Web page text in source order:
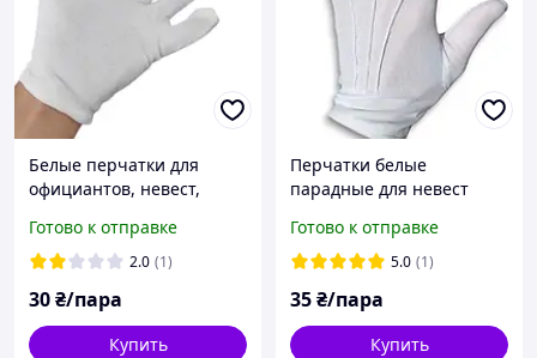
Белые перчатки для
официантов, невест,
Готово к отправке
2.0 (1)
30₴/пара
Купить
Перчатки белые
парадные для невест
Готово к отправке
5.0 (1)
35₴/пара
Купить